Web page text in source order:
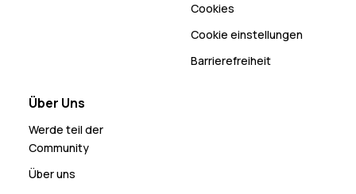
Cookies
Cookie einstellungen
Barrierefreiheit
Über Uns
Werde teil der
Community
Über uns